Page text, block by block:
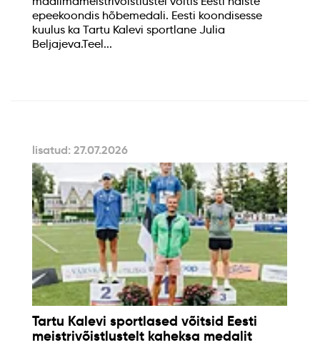
epeekoondis hõbemedali. Eesti koondisesse
kuulus ka Tartu Kalevi sportlane Julia
Beljajeva.Teel...
lisatud: 27.07.2026
Tartu Kalevi sportlased võitsid Eesti
meistrivõistlustelt kaheksa medalit